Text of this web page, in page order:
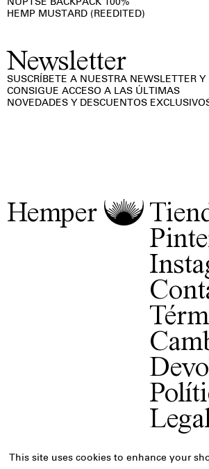
HEMP MUSTARD (REEDITED)
Newsletter
SUSCRÍBETE A NUESTRA NEWSLETTER Y
CONSIGUE ACCESO A LAS ÚLTIMAS
NOVEDADES Y DESCUENTOS
Hemper
This site uses cookies to enhance your